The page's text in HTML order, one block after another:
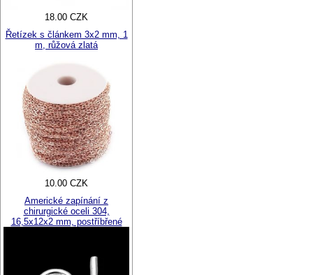
18.00 CZK
Řetízek s článkem 3x2 mm, 1
m, růžová zlatá
10.00 CZK
Americké zapínání z
chirurgické oceli 304,
16,5x12x2 mm, postříbřené